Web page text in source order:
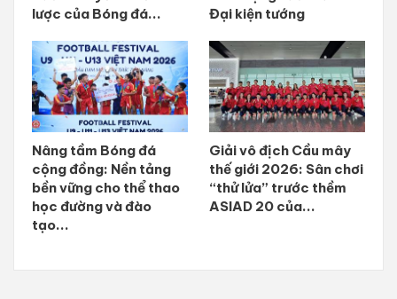
lược của Bóng đá...
Đại kiện tướng
Nâng tầm Bóng đá
cộng đồng: Nền tảng
bền vững cho thể thao
học đường và đào
tạo...
Giải vô địch Cầu mây
thế giới 2026: Sân chơi
“thử lửa” trước thềm
ASIAD 20 của...